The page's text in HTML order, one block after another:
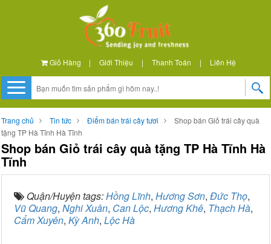
Giỏ Hàng | Giới Thiệu | Thanh Toán | Liên Hệ
Trang chủ Tin tức Điểm bán trái cây tươi
Shop bán Giỏ trái cây quà
tặng TP Hà Tĩnh Hà Tĩnh
Shop bán Giỏ trái cây quà tặng TP Hà Tĩnh Hà
Tĩnh
Quận/Huyện tags:Hồng Lĩnh, Hương Sơn, Đức Thọ,
Vũ Quang, Nghi Xuân, Can Lộc, Hương Khê, Thạch Hà,
Cẩm Xuyên, Kỳ Anh, Lộc Hà